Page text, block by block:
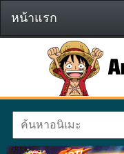
หน้าแรก